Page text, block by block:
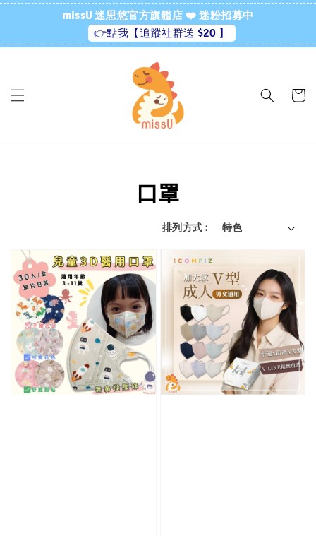
missU 迷思悠官方旗艦店 ❤️ 迷粉招募中
👉點我【追蹤社群送 $20 】
口罩
排列方式 :